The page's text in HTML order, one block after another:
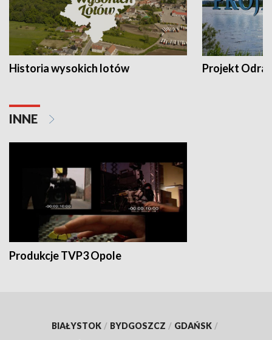
Historia wysokich lotów Projekt Odra
INNE
Produkcje TVP3 Opole
BIAŁYSTOK / BYDGOSZCZ / GDAŃSK /